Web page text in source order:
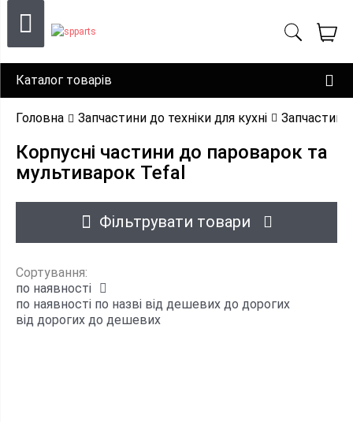
Каталог товарів
Головна Запчастини до техніки для кухні
Корпусні частини до пароварок та
мультиварок Tefal
Фільтрувати товари
Сортування:
по наявності
по наявності по назві від дешевих до дорогих
від дорогих до дешевих